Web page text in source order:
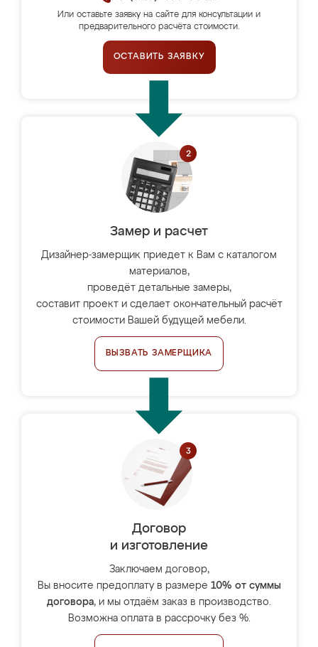
Или оставьте заявку на сайте для консультации и
предварительного расчёта стоимости.
ОСТАВИТЬ ЗАЯВКУ
Замер и расчет
Дизайнер-замерщик приедет к Вам с каталогом
материалов,
проведёт детальные замеры,
составит проект и сделает окончательный расчёт
стоимости Вашей будущей мебели.
ВЫЗВАТЬ ЗАМЕРЩИКА
Договор
и изготовление
Заключаем договор,
Вы вносите предоплату в размере 10% от суммы
договора, и мы отдаём заказ в производство.
Возможна оплата в рассрочку без %.